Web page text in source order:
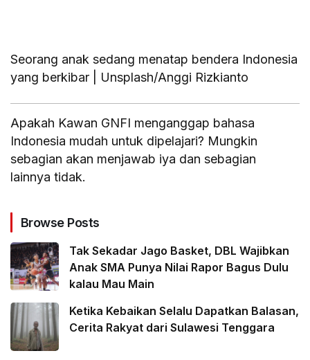
Seorang anak sedang menatap bendera Indonesia
yang berkibar | Unsplash/Anggi Rizkianto
Apakah Kawan GNFI menganggap bahasa
Indonesia mudah untuk dipelajari? Mungkin
sebagian akan menjawab iya dan sebagian
lainnya tidak.
Browse Posts
Tak Sekadar Jago Basket, DBL Wajibkan
Anak SMA Punya Nilai Rapor Bagus Dulu
kalau Mau Main
Ketika Kebaikan Selalu Dapatkan Balasan,
Cerita Rakyat dari Sulawesi Tenggara